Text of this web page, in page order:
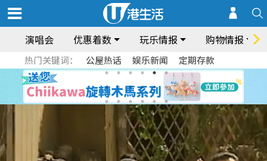
演唱会 优惠着数 玩乐情报 购物情报
热门关键词： 公屋热话 娱乐新闻 定期存款